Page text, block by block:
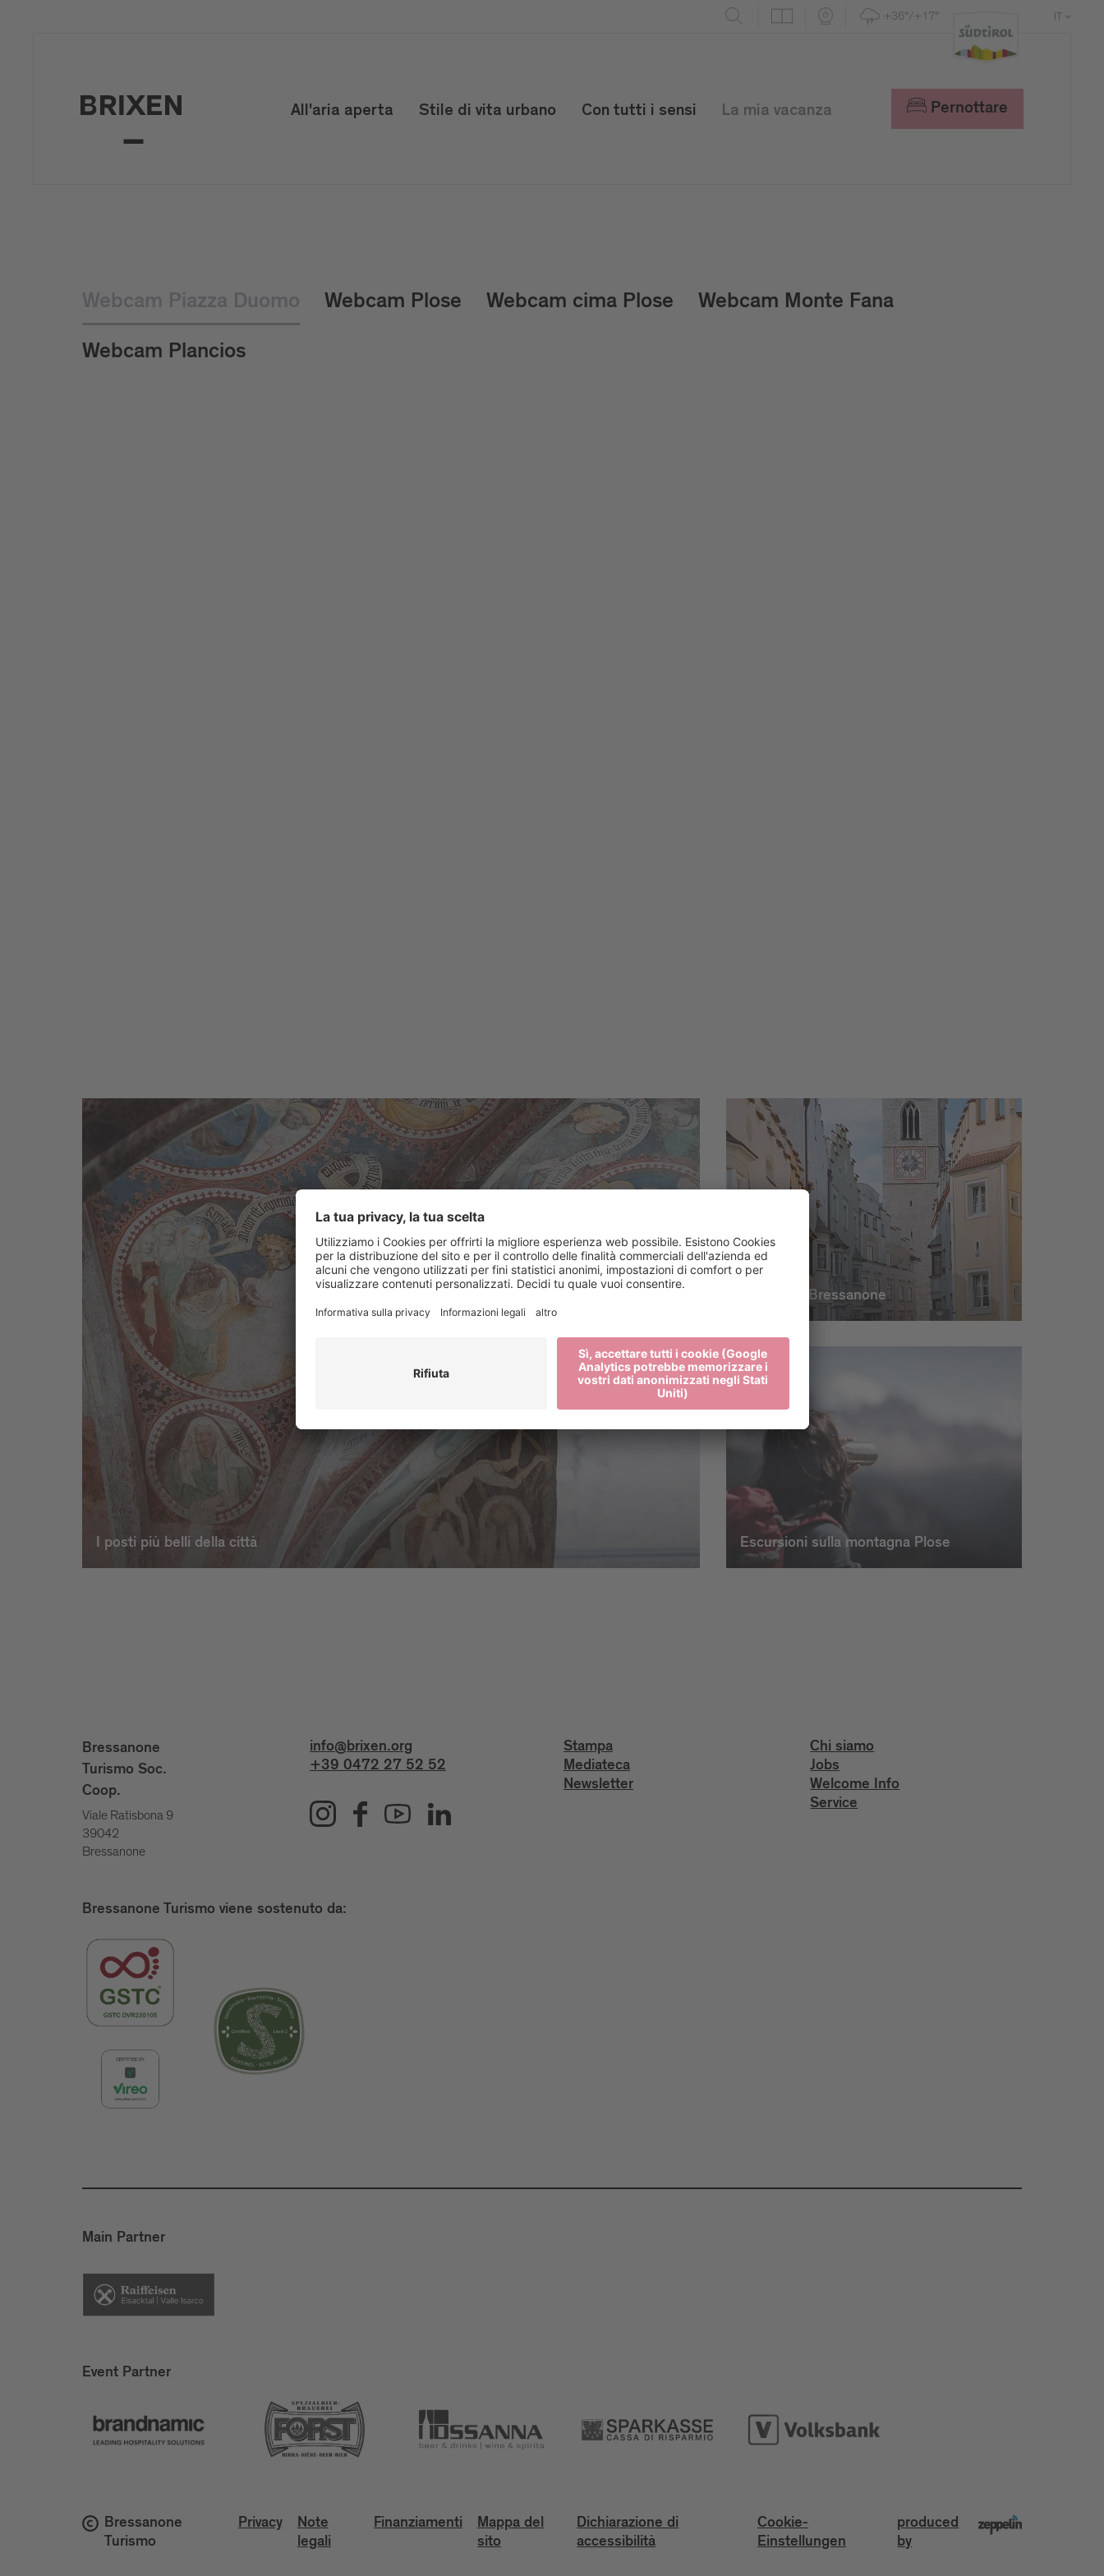
+36°/+17° IT
All'aria aperta Stile di vita urbano Con tutti i sensi La mia vacanza Pernottare
Webcam Piazza Duomo Webcam Plose Webcam cima Plose Webcam Monte Fana
Webcam Plancios
I posti più belli della città
Il cuore di Bressanone
Escursioni sulla montagna Plose
Bressanone
Turismo Soc.
Coop.
Viale Ratisbona 9
39042
Bressanone
info@brixen.org
+39 0472 27 52 52
Stampa
Mediateca
Newsletter
Chi siamo
Jobs
Welcome Info
Service
Bressanone Turismo viene sostenuto da:
Main Partner
Event Partner
Bressanone
Turismo
Privacy
Note
legali
Finanziamenti
Mappa del
sito
Dichiarazione di
accessibilità
Cookie-
Einstellungen
produced
by